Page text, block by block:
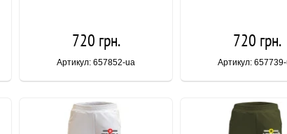
720 грн.
Артикул: 657852-ua
720 грн.
Артикул: